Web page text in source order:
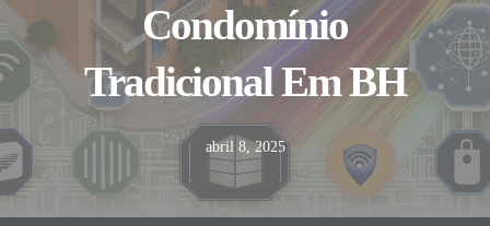
Condomínio
Tradicional Em BH
abril 8, 2025